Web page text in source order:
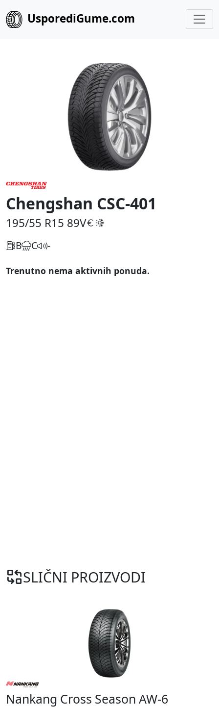
UsporediGume.com
Chengshan CSC-401
195/55 R15 89V
B C -
Trenutno nema aktivnih ponuda.
SLIČNI PROIZVODI
Nankang Cross Season AW-6